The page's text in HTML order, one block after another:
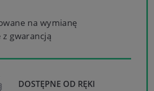
na wymianę
z gwarancją
DOSTĘPNE OD RĘKI